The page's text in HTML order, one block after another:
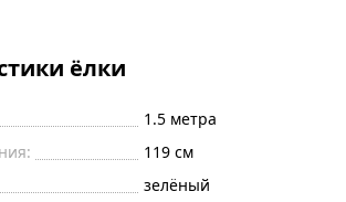
ёлки
1.5 метра
119 см
зелёный